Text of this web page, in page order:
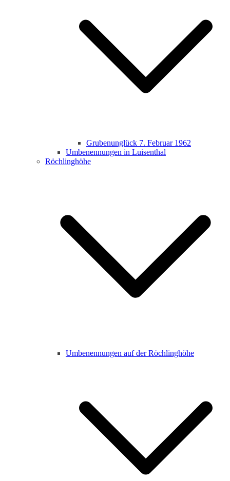
Grubenunglück 7. Februar 1962
Umbenennungen in Luisenthal
Röchlinghöhe
Umbenennungen auf der Röchlinghöhe